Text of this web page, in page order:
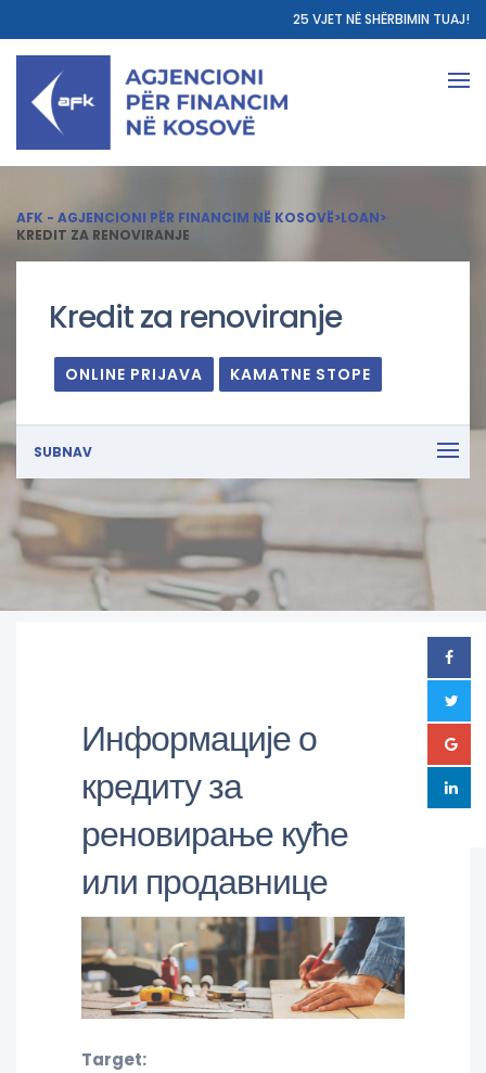
25 VJET NË SHËRBIMIN TUAJ!
AFK - AGJENCIONI PËR FINANCIM NË KOSOVË>LOAN>
KREDIT ZA RENOVIRANJE
Kredit za renoviranje
ONLINE PRIJAVA KAMATNE STOPE
SUBNAV
Информације о
кредиту за
реновирање куће
или продавнице
Target: